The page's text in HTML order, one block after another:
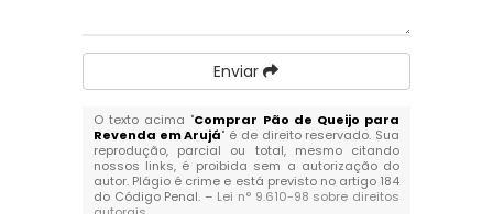
Enviar
O texto acima "Comprar Pão de Queijo para
Revenda em Arujá" é de direito reservado. Sua
reprodução, parcial ou total, mesmo citando
nossos links, é proibida sem a autorização do
autor. Plágio é crime e está previsto no artigo 184
do Código Penal. – Lei n° 9.610-98 sobre direitos